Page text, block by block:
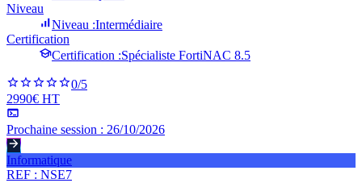
Niveau
Niveau :Intermédiaire
Certification
Certification :Spécialiste FortiNAC 8.5
0/5
2990€ HT
Prochaine session : 26/10/2026
Informatique
REF : NSE7